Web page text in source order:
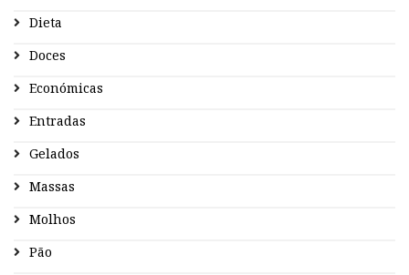
Dieta
Doces
Económicas
Entradas
Gelados
Massas
Molhos
Pão